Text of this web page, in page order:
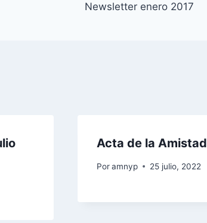
Newsletter enero 2017
Acta de la Amistad
Por amnyp 25 julio, 2022